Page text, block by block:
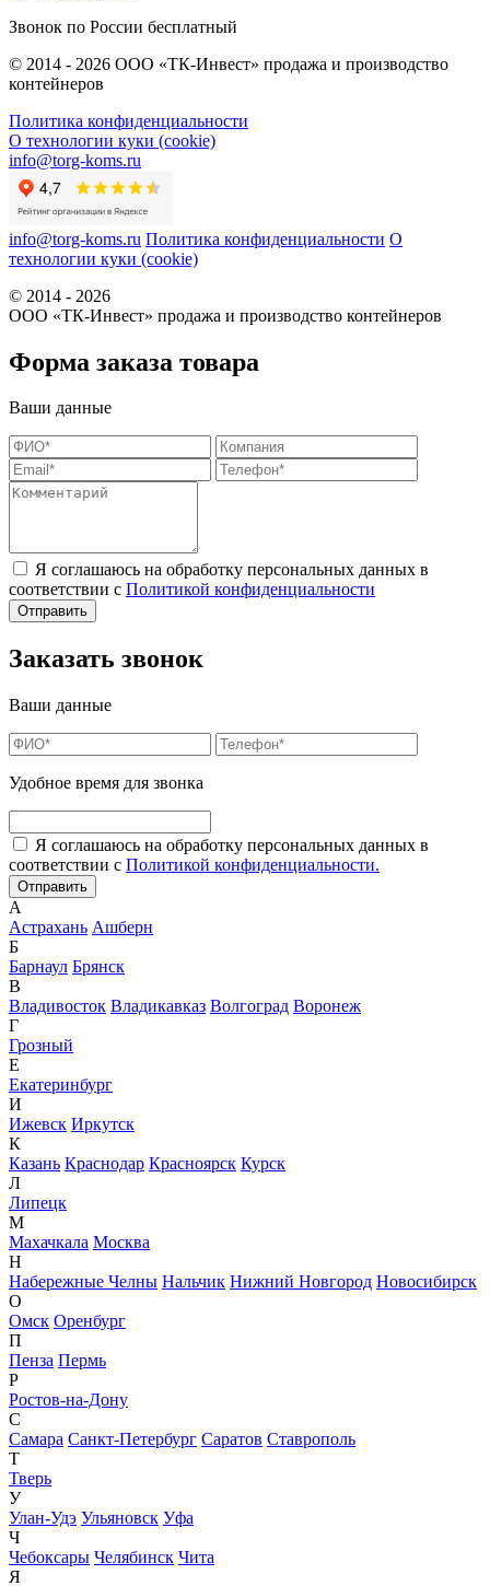
Звонок по России бесплатный
© 2014 - 2026 ООО «ТК-Инвест» продажа и производство
контейнеров
Политика конфиденциальности
О технологии куки (cookie)
info@torg-koms.ru
info@torg-koms.ru Политика конфиденциальности О
технологии куки (cookie)
© 2014 - 2026
ООО «ТК-Инвест» продажа и производство контейнеров
Форма заказа товара
Ваши данные
Я соглашаюсь на обработку персональных данных в
соответствии с Политикой конфиденциальности
Заказать звонок
Ваши данные
Удобное время для звонка
Я соглашаюсь на обработку персональных данных в
соответствии с Политикой конфиденциальности.
А
Астрахань Ашберн
Б
Барнаул Брянск
В
Владивосток Владикавказ Волгоград Воронеж
Г
Грозный
Е
Екатеринбург
И
Ижевск Иркутск
К
Казань Краснодар Красноярск Курск
Л
Липецк
М
Махачкала Москва
Н
Набережные Челны Нальчик Нижний Новгород Новосибирск
О
Омск Оренбург
П
Пенза Пермь
Р
Ростов-на-Дону
С
Самара Санкт-Петербург Саратов Ставрополь
Т
Тверь
У
Улан-Удэ Ульяновск Уфа
Ч
Чебоксары Челябинск Чита
Я